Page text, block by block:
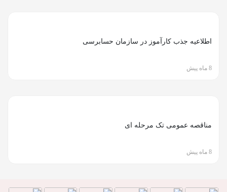
اطلاعیه جذب کارآموز در سازمان حسابرسی
8 ماه پیش
مناقصه عمومی تک مرحله ای
8 ماه پیش